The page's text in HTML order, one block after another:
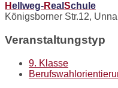
Hellweg-Real Schule
Königsborner Str.12,
Veranstaltungstyp
9. Klasse